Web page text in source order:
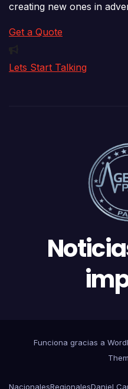
creating new ones in
Get a Quote
Lets Start Talking
Funciona gracias a
NacionalesRegionalesDaniel